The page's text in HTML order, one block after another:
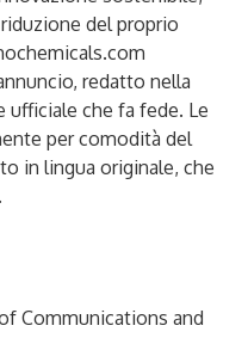
del proprio
redatto nella
ufficiale che fa fede. Le
per comodità del
in lingua originale, che
Communications and